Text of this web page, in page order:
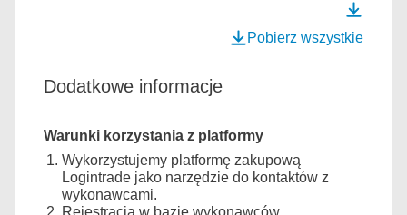
Pobierz wszystkie
Dodatkowe informacje
Warunki korzystania z platformy
Wykorzystujemy platformę zakupową
Logintrade jako narzędzie do kontaktów z
wykonawcami.
Rejestracja w bazie wykonawców,